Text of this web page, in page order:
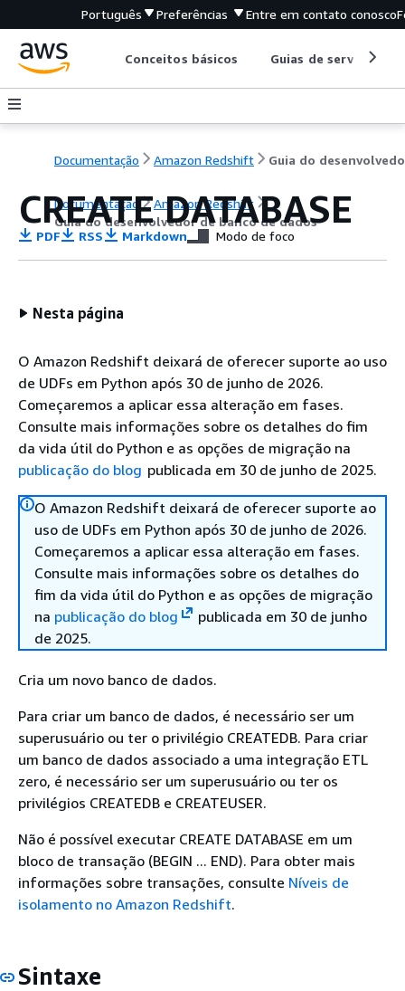
Português Preferências Entre em contato conosco
Conceitos básicos Guias de serviço
Documentação Amazon Redshift
Documentação
Amazon Redshift
Guia do desenvolvedor de banco de dados
CREATE DATABASE
PDF RSS Markdown Modo de foco
Nesta página
O Amazon Redshift deixará de oferecer suporte ao uso
de UDFs em Python após 30 de junho de 2026.
Começaremos a aplicar essa alteração em fases.
Consulte mais informações sobre os detalhes do fim
da vida útil do Python e as opções de migração na
publicação do blog publicada em 30 de junho de 2025.
O Amazon Redshift deixará de oferecer suporte ao
uso de UDFs em Python após 30 de junho de 2026.
Começaremos a aplicar essa alteração em fases.
Consulte mais informações sobre os detalhes do
fim da vida útil do Python e as opções de migração
na publicação do blog
publicada em 30 de junho
de 2025.
Cria um novo banco de dados.
Para criar um banco de dados, é necessário ser um
superusuário ou ter o privilégio CREATEDB. Para criar
um banco de dados associado a uma integração ETL
zero, é necessário ser um superusuário ou ter os
privilégios CREATEDB e CREATEUSER.
Não é possível executar CREATE DATABASE em um
bloco de transação (BEGIN ... END). Para obter mais
informações sobre transações, consulte Níveis de
isolamento no Amazon Redshift.
Sintaxe